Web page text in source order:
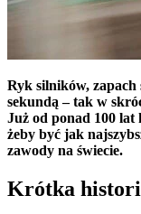
Ryk silników, zapach
sekundą – tak w
Już od ponad 100 lat
żeby być jak
zawody na świecie.
Krótka